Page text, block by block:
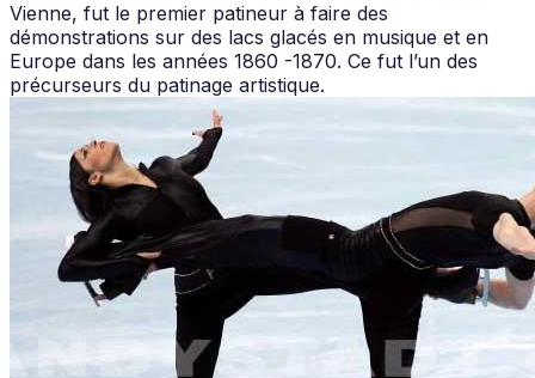
Vienne, fut le premier patineur à faire des
démonstrations sur des lacs glacés en musique et en
Europe dans les années 1860 -1870. Ce fut l’un des
précurseurs du patinage artistique.